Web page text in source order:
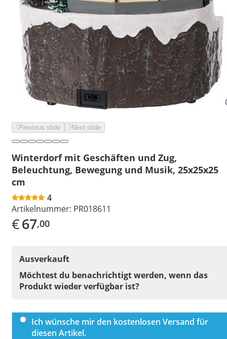
Previous slide Next slide
Winterdorf mit Geschäften und Zug,
Beleuchtung, Bewegung und Musik, 25x25x25
cm
4
Artikelnummer: PR018611
€67,00
Ausverkauft
Möchtest du benachrichtigt werden, wenn das
Produkt wieder verfügbar ist?
Ich wünsche mir den kostenlosen Versand für
diesen Artikel.